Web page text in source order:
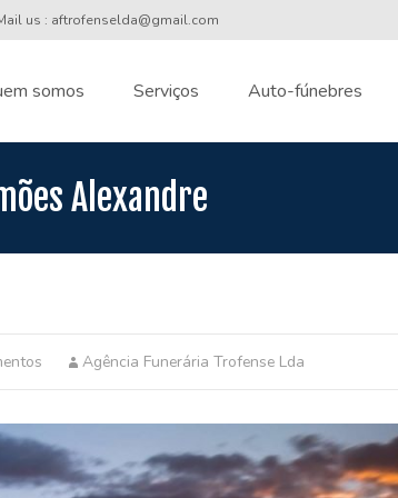
us : aftrofenselda@gmail.com
somos Serviços Auto-fúnebres
Alexandre
Agência Funerária Trofense Lda